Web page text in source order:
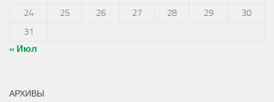
24
25 26 27 28 29
30
31
« Июл
АРХИВЫ